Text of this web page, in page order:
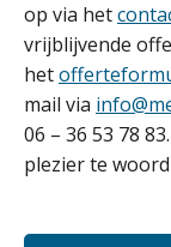
op via het
vrijblijvende
het
mail via
06 – 36 53 78
plezier te